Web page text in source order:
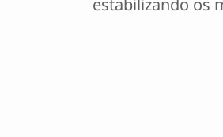
estabilizando os